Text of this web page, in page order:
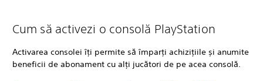
Cum să activezi o consolă PlayStation
Activarea consolei îți permite să împarți achizițiile și anumite
beneficii de abonament cu alți jucători de pe acea consolă.